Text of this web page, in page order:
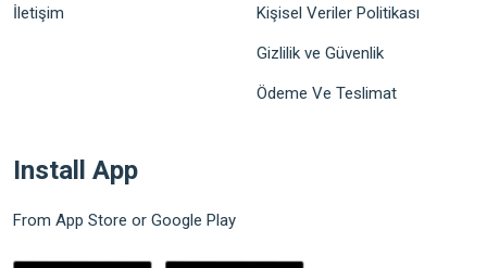
İletişim Kişisel Veriler Politikası
Gizlilik ve Güvenlik
Ödeme Ve Teslimat
Install App
From App Store or Google Play